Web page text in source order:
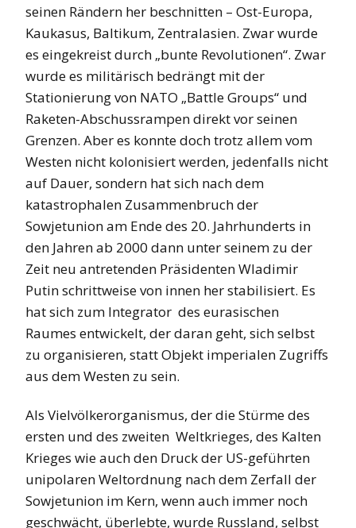
seinen Rändern her beschnitten – Ost-Europa,
Kaukasus, Baltikum, Zentralasien. Zwar wurde
es eingekreist durch „bunte Revolutionen“. Zwar
wurde es militärisch bedrängt mit der
Stationierung von NATO „Battle Groups“ und
Raketen-Abschussrampen direkt vor seinen
Grenzen. Aber es konnte doch trotz allem vom
Westen nicht kolonisiert werden, jedenfalls nicht
auf Dauer, sondern hat sich nach dem
katastrophalen Zusammenbruch der
Sowjetunion am Ende des 20. Jahrhunderts in
den Jahren ab 2000 dann unter seinem zu der
Zeit neu antretenden Präsidenten Wladimir
Putin schrittweise von innen her stabilisiert. Es
hat sich zum Integrator des eurasischen
Raumes entwickelt, der daran geht, sich selbst
zu organisieren, statt Objekt imperialen Zugriffs
aus dem Westen zu sein.
Als Vielvölkerorganismus, der die Stürme des
ersten und des zweiten Weltkrieges, des Kalten
Krieges wie auch den Druck der US-geführten
unipolaren Weltordnung nach dem Zerfall der
Sowjetunion im Kern, wenn auch immer noch
geschwächt, überlebte, wurde Russland, selbst